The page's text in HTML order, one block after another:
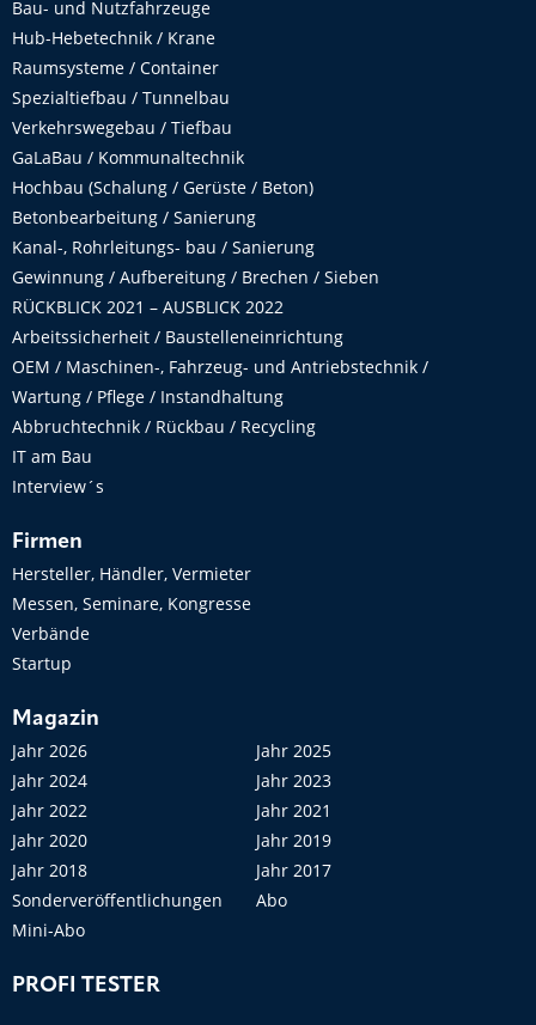
Bau- und Nutzfahrzeuge
Hub-Hebetechnik / Krane
Raumsysteme / Container
Spezialtiefbau / Tunnelbau
Verkehrswegebau / Tiefbau
GaLaBau / Kommunaltechnik
Hochbau (Schalung / Gerüste / Beton)
Betonbearbeitung / Sanierung
Kanal-, Rohrleitungs- bau / Sanierung
Gewinnung / Aufbereitung / Brechen / Sieben
RÜCKBLICK 2021 – AUSBLICK 2022
Arbeitssicherheit / Baustelleneinrichtung
OEM / Maschinen-, Fahrzeug- und Antriebstechnik /
Wartung / Pflege / Instandhaltung
Abbruchtechnik / Rückbau / Recycling
IT am Bau
Interview´s
Firmen
Hersteller, Händler, Vermieter
Messen, Seminare, Kongresse
Verbände
Startup
Magazin
Jahr 2026
Jahr 2025
Jahr 2024
Jahr 2023
Jahr 2022
Jahr 2021
Jahr 2020
Jahr 2019
Jahr 2018
Jahr 2017
Sonderveröffentlichungen
Abo
Mini-Abo
PROFI TESTER